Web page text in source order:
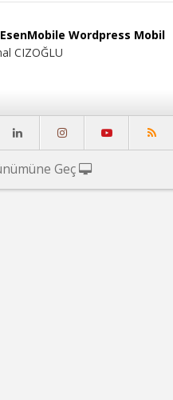
EsenMobile Wordpress Mobil
CIZOĞLU
Geç